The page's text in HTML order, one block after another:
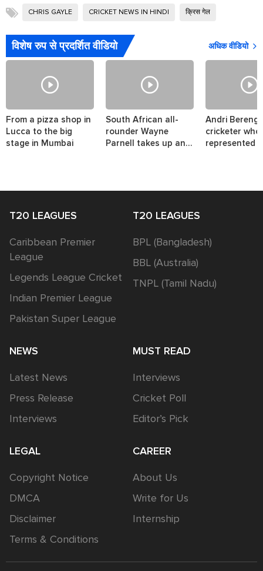
CHRIS GAYLE CRICKET NEWS IN HINDI क्रिस गेल
विशेष रुप से प्रदर्शित वीडियो अधिक वीडियो
From a pizza shop in
Lucca to the big
stage in Mumbai
South African all-
rounder Wayne
Parnell takes up an
Andri
cricketer who
represented
T20 LEAGUES
Caribbean Premier
League
Legends League Cricket
Indian Premier League
Pakistan Super League
T20 LEAGUES
BPL (Bangladesh)
BBL (Australia)
TNPL (Tamil Nadu)
NEWS
Latest News
Press Release
Interviews
MUST READ
Interviews
Cricket Poll
Editor’s Pick
LEGAL
Copyright Notice
DMCA
Disclaimer
Terms & Conditions
CAREER
About Us
Write for Us
Internship